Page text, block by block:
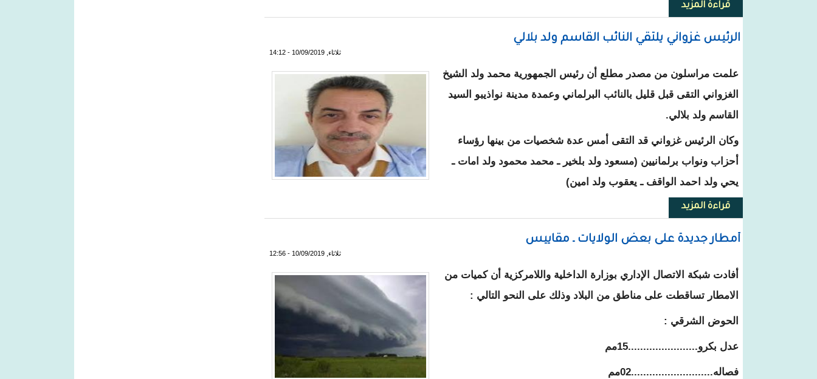
قراءة المزيدحول ألاك : إتلاف كميات من المواد الغذائية منتهية الصلاحية
الرئيس غزواني يلتقي النائب القاسم ولد بلالي
ثلاثاء, 10/09/2019 - 14:12
علمت مراسلون من مصدر مطلع أن رئيس الجمهورية محمد ولد الشيخ
الغزواني التقى قبل قليل بالنائب البرلماني وعمدة مدينة نواذيبو السيد
القاسم ولد بلالي.
وكان الرئيس غزواني قد التقى أمس عدة شخصيات من بينها رؤساء
أحزاب ونواب برلمانيين (مسعود ولد بلخير ـ محمد محمود ولد امات ـ
يحي ولد احمد الواقف ـ يعقوب ولد امين)
قراءة المزيدحول الرئيس غزواني يلتقي النائب القاسم ولد بلالي
أمطار جديدة على بعض الولايات ـ مقاييس
ثلاثاء, 10/09/2019 - 12:56
أفادت شبكة الاتصال الإداري بوزارة الداخلية واللامركزية أن كميات من
الامطار تساقطت على مناطق من البلاد وذلك على النحو التالي :
الحوض الشرقي :
عدل بكرو.......................15مم
فصاله...........................02مم